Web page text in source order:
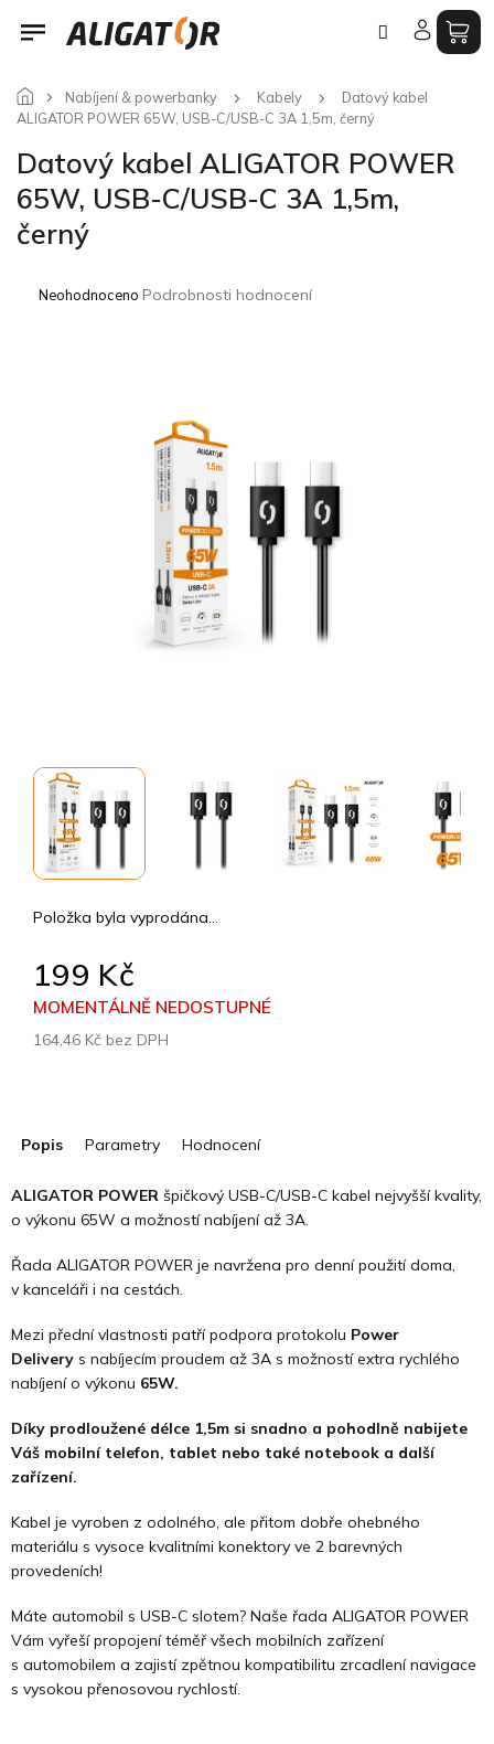
Přejít
Nabíjení & powerbanky Kabely
Datový kabel
ALIGATOR POWER 65W, USB-C/USB-C 3A 1,5m, černý
Datový kabel ALIGATOR POWER
65W, USB-C/USB-C 3A 1,5m,
černý
Průměrné
Neohodnoceno Podrobnosti hodnocení
199 Kč
MOMENTÁLNĚ NEDOSTUPNÉ
164,46 Kč bez DPH
Položka byla vyprodána…
Popis Parametry Hodnocení
ALIGATOR POWER špičkový USB-C/USB-C kabel nejvyšší kvality,
o výkonu 65W a možností nabíjení až 3A.
Řada ALIGATOR POWER je navržena pro denní použití doma,
v kanceláři i na cestách.
Mezi přední vlastnosti patří podpora protokolu Power
Delivery s nabíjecím proudem až 3A s možností extra rychlého
nabíjení o výkonu 65W.
Díky prodloužené délce 1,5m si snadno a pohodlně nabijete
Váš mobilní telefon, tablet nebo také notebook a další
zařízení.
Kabel je vyroben z odolného, ale přitom dobře ohebného
materiálu s vysoce kvalitními konektory ve 2 barevných
provedeních!
Máte automobil s USB-C slotem? Naše řada ALIGATOR POWER
Vám vyřeší propojení téměř všech mobilních zařízení
s automobilem a zajistí zpětnou kompatibilitu zrcadlení navigace
s vysokou přenosovou rychlostí.